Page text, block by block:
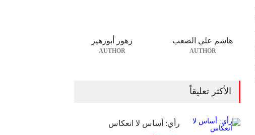
هاشم علي الصعب
AUTHOR
زهور أبوزهير
AUTHOR
الأكثر تعليقاً
رأي: أساس لا انعكاس